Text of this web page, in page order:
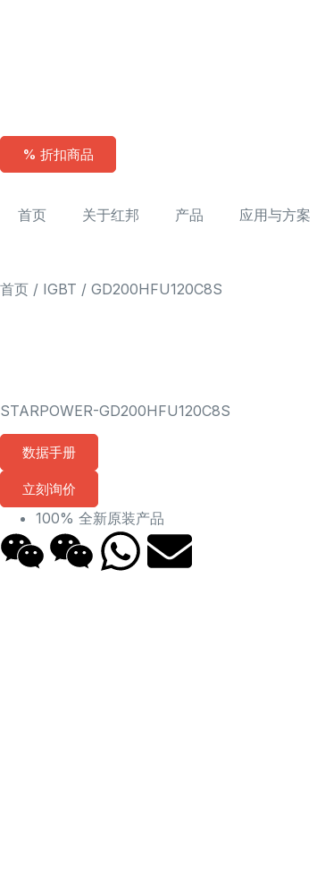
% 折扣商品
首页 关于红邦 产品 应用与方案
首页 / IGBT / GD200HFU120C8S
STARPOWER-GD200HFU120C8S
数据手册
立刻询价
100% 全新原装产品